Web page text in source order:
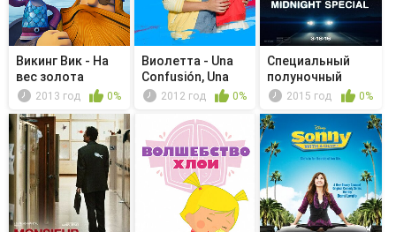
Викинг Вик - На
вес золота
2013 год 0%
Виолетта - Una
Confusión, Una
Canción
2012 год 0%
Специальный
полуночный
выпуск
2015 год 0%